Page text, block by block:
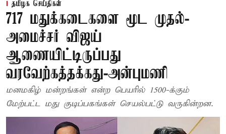
தமிழக செய்திகள்
717 மதுக்கடைகளை மூட முதல்-
அமைச்சர் விஜய்
ஆணையிட்டிருப்பது
வரவேற்கத்தக்கது-அன்புமணி
மனமகிழ் மன்றங்கள் என்ற பெயரில் 1500-க்கும்
மேற்பட்ட மது குடிப்பகங்கள் செயல்பட்டு வருகின்றன.